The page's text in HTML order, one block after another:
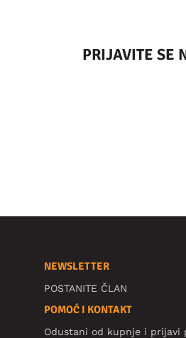
PRIJAVITE SE
NEWSLETTER
POSTANITE ČLAN
POMOĆ I KONTAKT
Odustani od kupnje i prijavi